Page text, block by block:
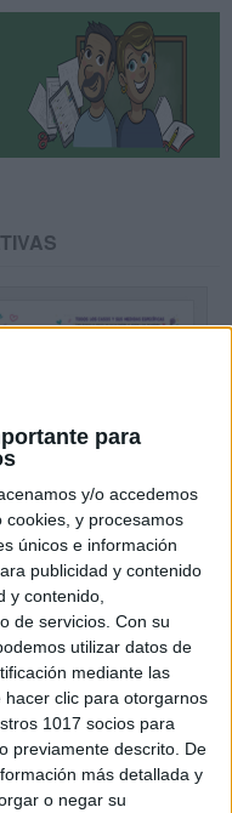
para
y/o accedemos
y procesamos
únicos e información
publicidad y contenido
y contenido,
de servicios. Con su
utilizar datos de
mediante las
clic para otorgarnos
1017 socios para
previamente descrito. De
más detallada y
o negar su
medidas
inclusiva, uno
enfrentamos los
y aplicar